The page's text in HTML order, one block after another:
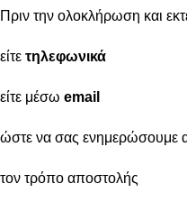
Πριν την ολοκλήρωση και
είτε τηλεφωνικά
είτε μέσω email
ώστε να σας ενημερώσουμε
τον τρόπο αποστολής